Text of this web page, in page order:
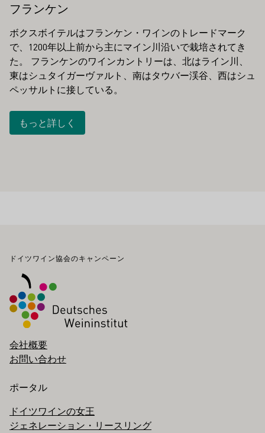
フランケン
ボクスボイテルはフランケン・ワインのトレードマーク
で、1200年以上前から主にマイン川沿いで栽培されてき
た。 フランケンのワインカントリーは、北はライン川、
東はシュタイガーヴァルト、南はタウバー渓谷、西はシュ
ペッサルトに接している。
もっと詳しく
フッター
ドイツワイン協会のキャンペーン
会社概要
お問い合わせ
ポータル
ドイツワインの女王
ジェネレーション・リースリング